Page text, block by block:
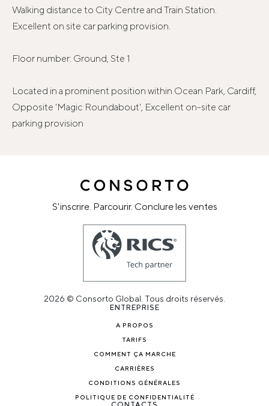
Walking distance to City Centre and Train Station.
Excellent on site car parking provision.
Floor number: Ground, Ste 1
Located in a prominent position within Ocean Park, Cardiff,
Opposite 'Magic Roundabout', Excellent on-site car
parking provision
S'inscrire. Parcourir. Conclure les ventes
2026 © Consorto Global. Tous droits réservés.
ENTREPRISE
A PROPOS
TARIFS
COMMENT ÇA MARCHE
CARRIÈRES
CONDITIONS GÉNÉRALES
POLITIQUE DE CONFIDENTIALITÉ